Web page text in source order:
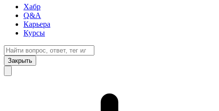
Хабр
Q&A
Карьера
Курсы
Закрыть